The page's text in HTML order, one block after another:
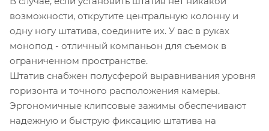
возможности, открутите центральную колонну и
одну ногу штатива, соедините их. У вас в руках
монопод - отличный компаньон для съемок в
ограниченном пространстве.
Штатив снабжен полусферой выравнивания уровня
горизонта и точного расположения камеры.
Эргономичные клипсовые зажимы обеспечивают
надежную и быструю фиксацию штатива на